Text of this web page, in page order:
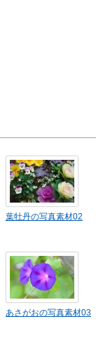
葉牡丹の写真素材02
あさがおの写真素材03